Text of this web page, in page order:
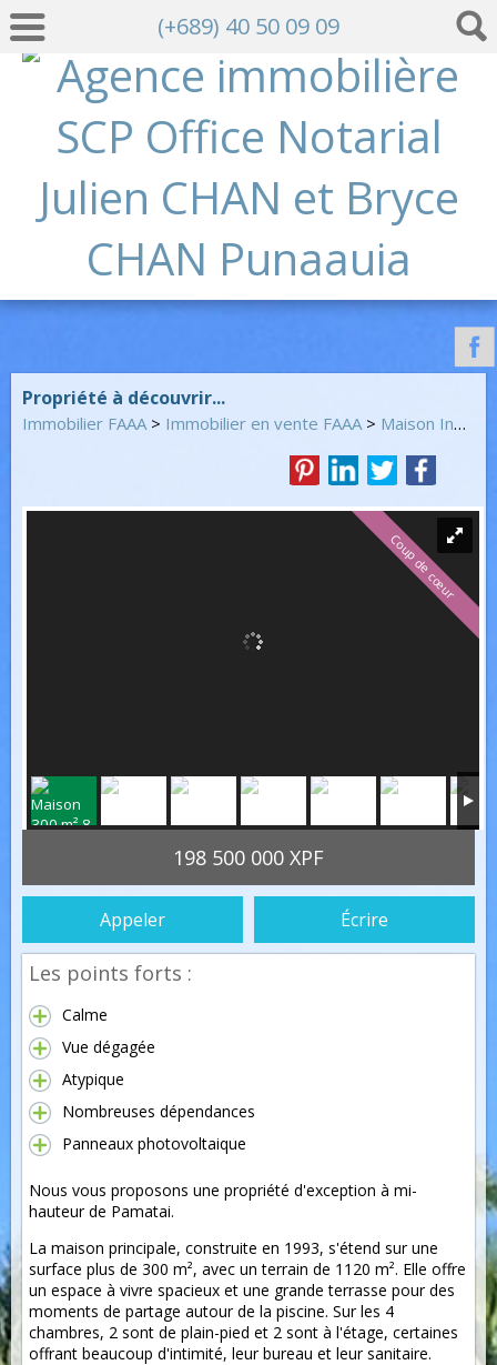
(+689) 40 50 09 09
Propriété à découvrir...
Immobilier FAAA > Immobilier en vente FAAA > Maison Individuelle en vente FAAA
Coup de cœur
198 500 000 XPF
Appeler Écrire
Les points forts :
Calme
Vue dégagée
Atypique
Nombreuses dépendances
Panneaux photovoltaique
Nous vous proposons une propriété d'exception à mi-
hauteur de Pamatai.
La maison principale, construite en 1993, s'étend sur une
surface plus de 300 m², avec un terrain de 1120 m². Elle offre
un espace à vivre spacieux et une grande terrasse pour des
moments de partage autour de la piscine. Sur les 4
chambres, 2 sont de plain-pied et 2 sont à l'étage, certaines
offrant beaucoup d'intimité, leur bureau et leur sanitaire.